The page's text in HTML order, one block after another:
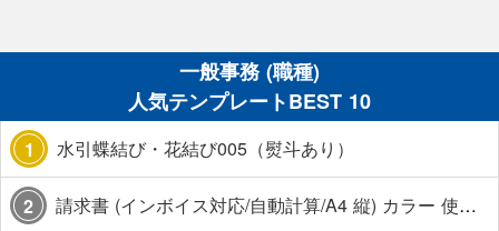
一般事務 (職種)
人気テンプレートBEST 10
1 水引蝶結び・花結び005（熨斗あり）
2 請求書 (インボイス対応/自動計算/A4 縦) カラー 使い方解説あり